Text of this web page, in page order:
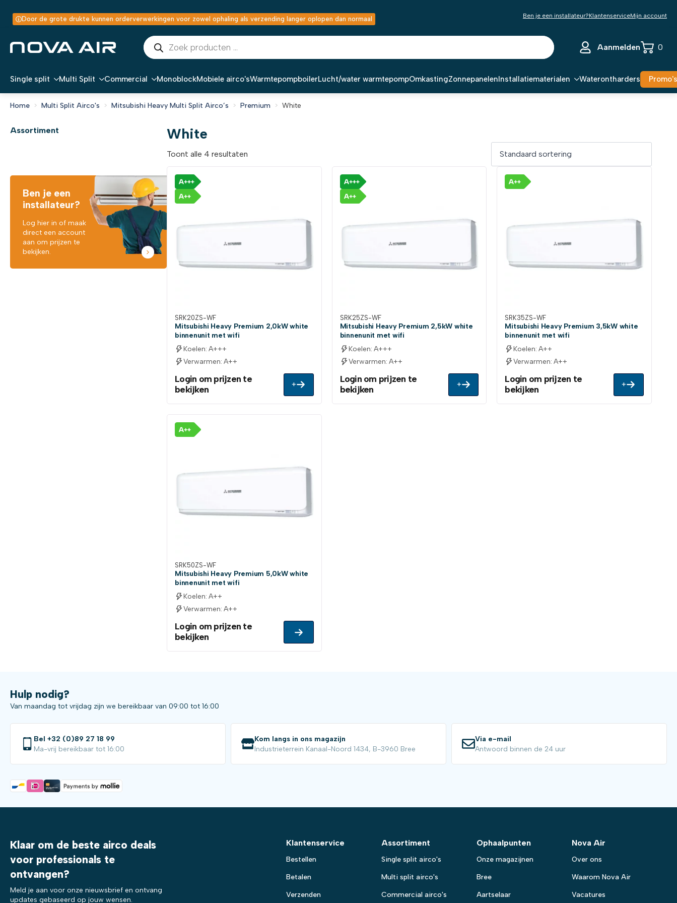
Door de grote drukte kunnen orderverwerkingen voor zowel ophaling als verzending langer oplopen dan normaal Ben je een installateur?KlantenserviceMijn account
Producten
zoeken
Aanmelden 0
Single split Multi Split Commercial MonoblockMobiele airco'sWarmtepompboilerLucht/water warmtepompOmkastingZonnepanelenInstallatiematerialen Waterontharders Promo's
Home Multi Split Airco's Mitsubishi Heavy Multi Split Airco’s Premium White
Assortiment
Ben je een
installateur?
Log hier in of maak
direct een account
aan om prijzen te
bekijken.
White
Toont alle 4 resultaten
Koelen: A+++
Verwarmen: A++
SRK20ZS-WF
Mitsubishi Heavy Premium 2,0kW white
binnenunit met wifi
Login om prijzen te
bekijken
+
Koelen: A+++
Verwarmen: A++
SRK25ZS-WF
Mitsubishi Heavy Premium 2,5kW white
binnenunit met wifi
Login om prijzen te
bekijken
+
Koelen: A++
Verwarmen: A++
SRK35ZS-WF
Mitsubishi Heavy Premium 3,5kW white
binnenunit met wifi
Login om prijzen te
bekijken
+
Koelen: A++
Verwarmen: A++
SRK50ZS-WF
Mitsubishi Heavy Premium 5,0kW white
binnenunit met wifi
Login om prijzen te
bekijken
Hulp nodig?
Van maandag tot vrijdag zijn we bereikbaar van 09:00 tot 16:00
Bel +32 (0)89 27 18 99
Ma-vrij bereikbaar tot 16:00
Kom langs in ons magazijn
Industrieterrein Kanaal-Noord 1434, B-3960 Bree
Via e-mail
Antwoord binnen de 24 uur
Klaar om de beste airco deals
voor professionals te
ontvangen?
Meld je aan voor onze nieuwsbrief en ontvang
updates gebaseerd op jouw wensen.
Klantenservice
Bestellen
Betalen
Verzenden
Assortiment
Single split airco's
Multi split airco's
Commercial airco's
Ophaalpunten
Onze magazijnen
Bree
Aartselaar
Nova Air
Over ons
Waarom Nova Air
Vacatures